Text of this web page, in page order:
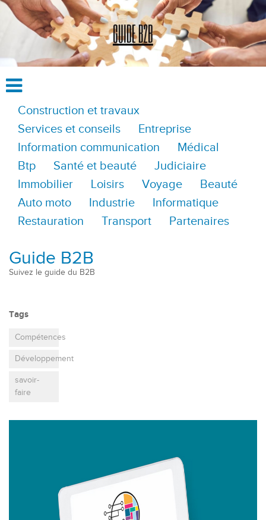
Construction et travaux
Services et conseils
Entreprise
Information communication
Médical
Btp
Santé et beauté
Judiciaire
Immobilier
Loisirs Voyage
Beauté
Auto moto
Industrie
Informatique
Restauration
Transport Partenaires
Guide B2B
Suivez le guide du B2B
Tags
Compétences
Développement
savoir-
faire